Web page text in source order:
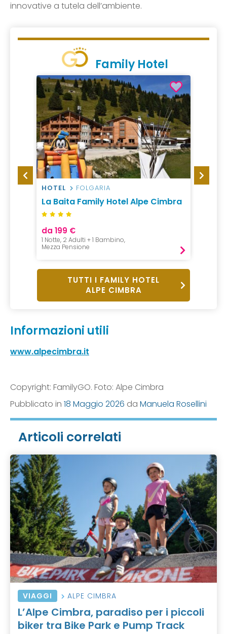
innovative a tutela dell’ambiente.
Family Hotel
HOTEL FOLGARIA
La Baita Family Hotel Alpe Cimbra
da 199 €
1 Notte, 2 Adulti + 1 Bambino,
Mezza Pensione
HOTEL
TUTTI I FAMILY HOTEL
ALPE CIMBRA
Informazioni utili
www.alpecimbra.it
Copyright: FamilyGO. Foto: Alpe Cimbra
Pubblicato in 18 Maggio 2026 da Manuela Rosellini
Articoli correlati
VIAGGI ALPE CIMBRA
L’Alpe Cimbra, paradiso per i piccoli
biker tra Bike Park e Pump Track